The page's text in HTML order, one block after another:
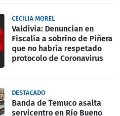
CECILIA MOREL
Valdivia: Denuncian en
Fiscalía a sobrino de Piñera
que no habría respetado
protocolo de Coronavirus
DESTACADO
Banda de Temuco asalta
servicentro en Río Bueno